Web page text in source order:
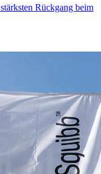
Rückgang beim